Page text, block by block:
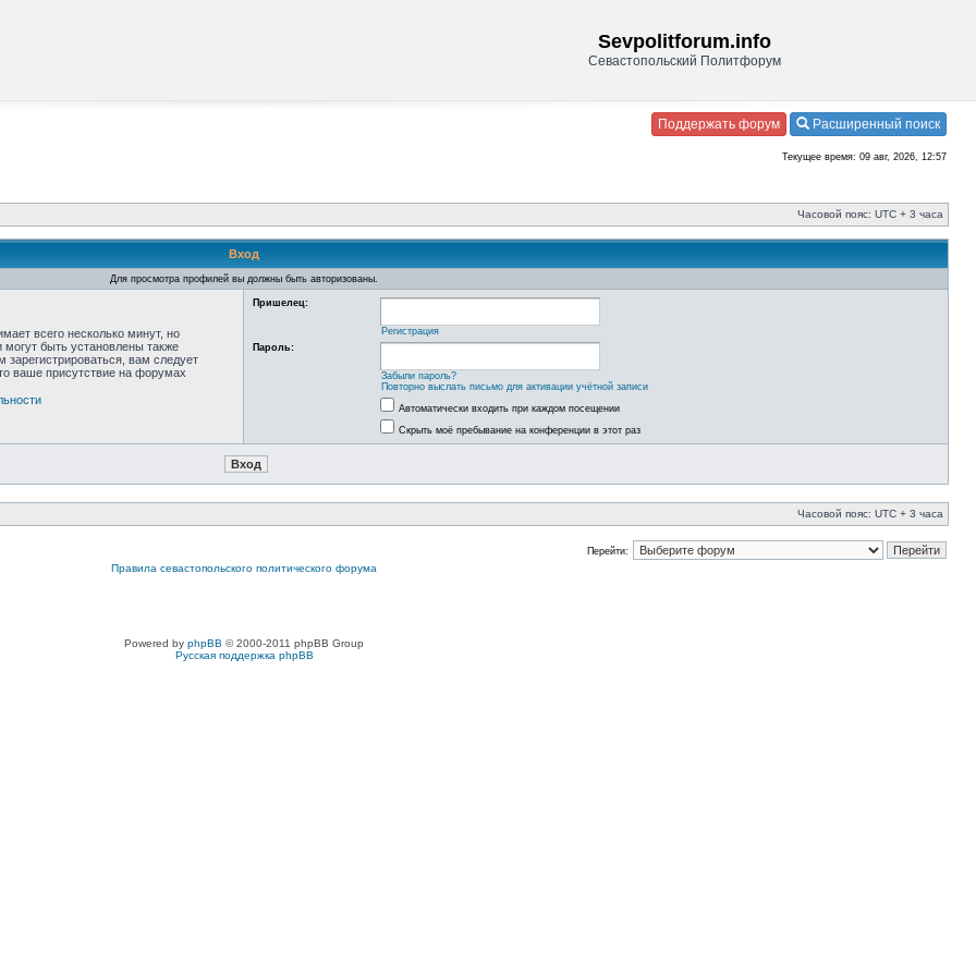
Sevpolitforum.info
Севастопольский Политфорум
Поддержать форум Расширенный поиск
Текущее время: 09 авг, 2026, 12:57
Часовой пояс: UTC + 3 часа
Вход
Для просмотра профилей вы должны быть авторизованы.
всего несколько минут, но
быть установлены также
зарегистрироваться, вам следует
ваше присутствие на форумах
Пришелец:
Регистрация
Пароль:
Забыли пароль?
Повторно выслать письмо для активации учётной записи
Автоматически входить при каждом посещении
Скрыть моё пребывание на конференции в этот раз
Часовой пояс: UTC + 3 часа
Перейти:
Правила севастопольского политического форума
Powered by phpBB © 2000-2011 phpBB Group
Русская поддержка phpBB